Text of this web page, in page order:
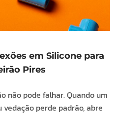
em Silicone para
Pires
não pode falhar. Quando um
perde padrão, abre